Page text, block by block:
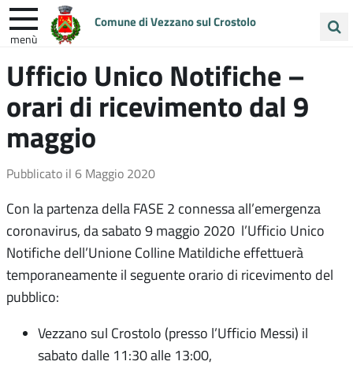
Comune di Vezzano sul Crostolo
menù
nel
sito
ENTRA IN COMUNE VIVI VEZZANO
UNIONE COLLINE MATILDICHE
Ufficio Unico Notifiche –
orari di ricevimento dal 9
maggio
Pubblicato il 6 Maggio 2020
Con la partenza della FASE 2 connessa all’emergenza
coronavirus, da sabato 9 maggio 2020 l’Ufficio Unico
Notifiche dell’Unione Colline Matildiche effettuerà
temporaneamente il seguente orario di ricevimento del
pubblico:
Vezzano sul Crostolo (presso l’Ufficio Messi) il
sabato dalle 11:30 alle 13:00,